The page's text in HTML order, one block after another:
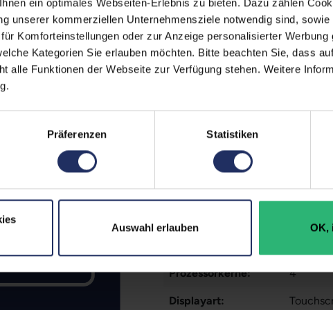
ein optimales Webseiten-Erlebnis zu bieten. Dazu zählen
unserer kommerziellen Unternehmensziele notwendig sind,
Komforteinstellungen oder zur Anzeige personalisierter Werbung
Kategorien Sie erlauben möchten. Bitte beachten Sie, dass
alle Funktionen der Webseite zur Verfügung stehen. Weitere
Präferenzen Statistiken
Auswahl erlauben OK,
auf
liegt im Normalfall
übernehmen.
Technische Daten
Grading: Fair
Prozessor: Intel
Datenspeicher:
Produkttyp:
Arbeitsspeicher: 8 GB
Prozessorkerne: 4
Displayart: